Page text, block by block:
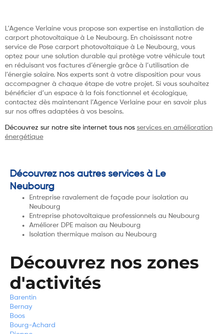
L’Agence Verlaine vous propose son expertise en installation de
carport photovoltaïque à Le Neubourg. En choisissant notre
service de Pose carport photovoltaïque à Le Neubourg, vous
optez pour une solution durable qui protège votre véhicule tout
en réduisant vos factures d’énergie grâce à l’utilisation de
l’énergie solaire. Nos experts sont à votre disposition pour vous
accompagner à chaque étape de votre projet. Si vous souhaitez
bénéficier d’un espace à la fois fonctionnel et écologique,
contactez dès maintenant l’Agence Verlaine pour en savoir plus
sur nos offres adaptées à vos besoins.
Découvrez sur notre site internet tous nos services en amélioration
énergétique
Découvrez nos autres services à Le
Neubourg
Entreprise ravalement de façade pour isolation au
Neubourg
Entreprise photovoltaïque professionnels au Neubourg
Améliorer DPE maison au Neubourg
Isolation thermique maison au Neubourg
Découvrez nos zones
d'activités
Barentin
Bernay
Boos
Bourg-Achard